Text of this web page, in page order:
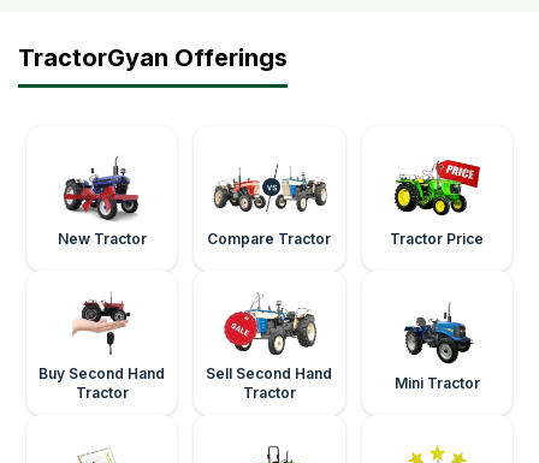
TractorGyan Offerings
New Tractor Compare Tractor Tractor Price
Buy Second Hand
Tractor
Sell Second Hand
Tractor
Mini Tractor